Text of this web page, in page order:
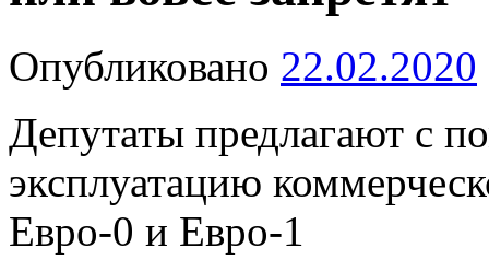
Опубликовано 22.02.2020
Депутаты предлагают с
эксплуатацию
Евро-0 и Евро-1